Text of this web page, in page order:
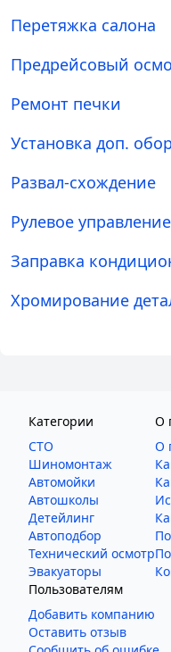
Перетяжка салона
Предрейсовый
Ремонт печки
Установка доп.
Развал-схождение
Рулевое управление
Заправка
Хромирование
Категории
СТО
Шиномонтаж
Автомойки
Автошколы
Детейлинг
Автоподбор
Технический осмотр
Эвакуаторы
О
О
Пользователям
Добавить компанию
Оставить отзыв